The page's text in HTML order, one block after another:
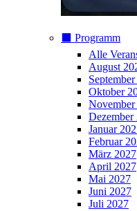
⬛️ Programm
Alle
August
Oktober
Dezember
Januar
Februar
März 2027
April 2027
Mai 2027
Juni 2027
Juli 2027